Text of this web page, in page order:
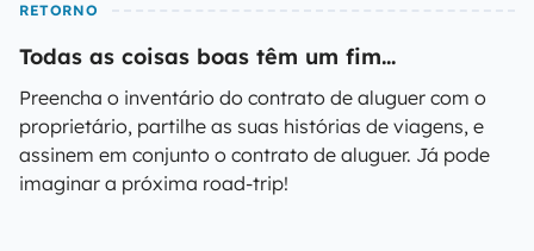
RETORNO
Todas as coisas boas têm um fim...
Preencha o inventário do contrato de aluguer com o
proprietário, partilhe as suas histórias de viagens, e
assinem em conjunto o contrato de aluguer. Já pode
imaginar a próxima road-trip!